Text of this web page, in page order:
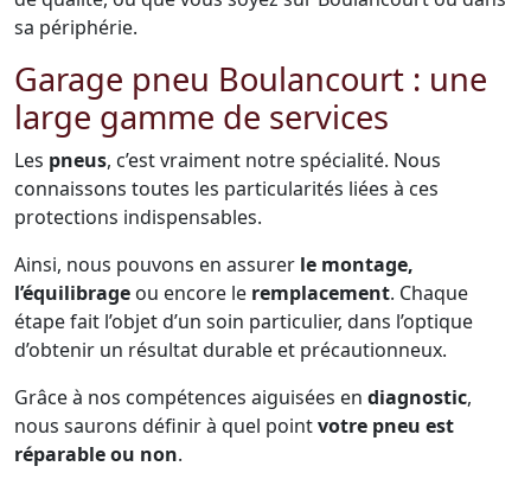
sa périphérie.
Garage pneu Boulancourt : une
large gamme de services
Les pneus, c’est vraiment notre spécialité. Nous
connaissons toutes les particularités liées à ces
protections indispensables.
Ainsi, nous pouvons en assurer le montage,
l’équilibrage ou encore le remplacement. Chaque
étape fait l’objet d’un soin particulier, dans l’optique
d’obtenir un résultat durable et précautionneux.
Grâce à nos compétences aiguisées en diagnostic,
nous saurons définir à quel pointvotre pneu est
réparable ou non.